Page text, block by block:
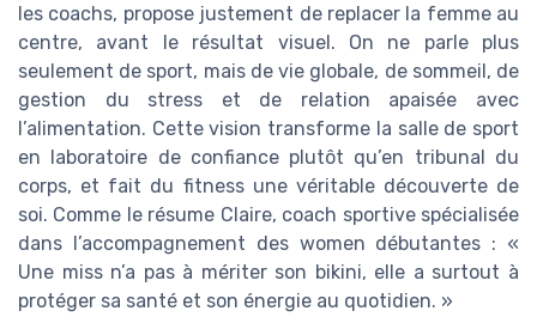
les coachs, propose justement de replacer la femme au
centre, avant le résultat visuel. On ne parle plus
seulement de sport, mais de vie globale, de sommeil, de
gestion du stress et de relation apaisée avec
l’alimentation. Cette vision transforme la salle de sport
en laboratoire de confiance plutôt qu’en tribunal du
corps, et fait du fitness une véritable découverte de
soi. Comme le résume Claire, coach sportive spécialisée
dans l’accompagnement des women débutantes : «
Une miss n’a pas à mériter son bikini, elle a surtout à
protéger sa santé et son énergie au quotidien. »